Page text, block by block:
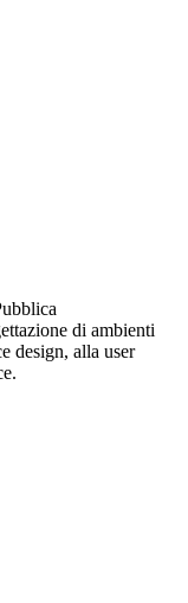
di ambienti
design, alla user